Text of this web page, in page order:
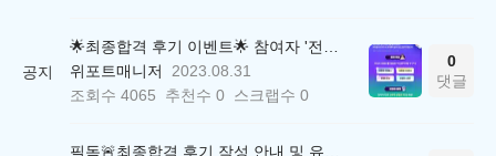
공지
위포트매니저
2023.08.31
조회수 4065 추천수 0 스크랩수 0
0
댓글